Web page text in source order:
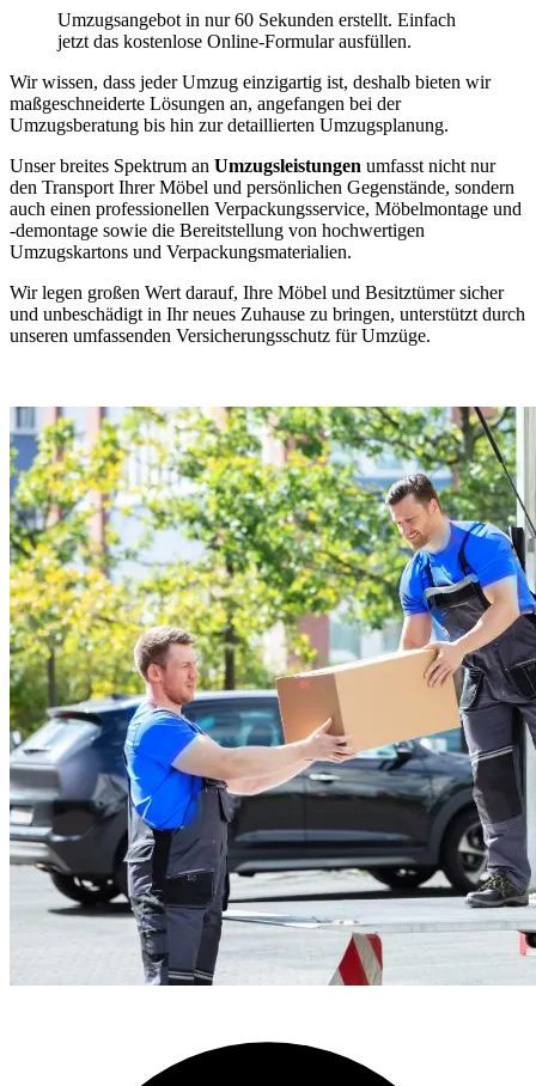
Umzugsangebot in nur 60 Sekunden erstellt. Einfach
jetzt das kostenlose Online-Formular ausfüllen.
Wir wissen, dass jeder Umzug einzigartig ist, deshalb bieten wir
maßgeschneiderte Lösungen an, angefangen bei der
Umzugsberatung bis hin zur detaillierten Umzugsplanung.
Unser breites Spektrum an Umzugsleistungen umfasst nicht nur
den Transport Ihrer Möbel und persönlichen Gegenstände, sondern
auch einen professionellen Verpackungsservice, Möbelmontage und
-demontage sowie die Bereitstellung von hochwertigen
Umzugskartons und Verpackungsmaterialien.
Wir legen großen Wert darauf, Ihre Möbel und Besitztümer sicher
und unbeschädigt in Ihr neues Zuhause zu bringen, unterstützt durch
unseren umfassenden Versicherungsschutz für Umzüge.